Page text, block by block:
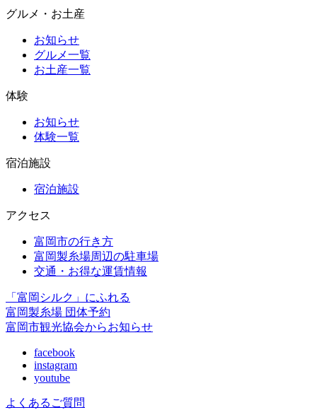
グルメ・お土産
お知らせ
グルメ一覧
お土産一覧
体験
お知らせ
体験一覧
宿泊施設
宿泊施設
アクセス
富岡市の行き方
富岡製糸場周辺の駐車場
交通・お得な運賃情報
「富岡シルク」にふれる
富岡製糸場 団体予約
富岡市観光協会からお知らせ
facebook
instagram
youtube
よくあるご質問